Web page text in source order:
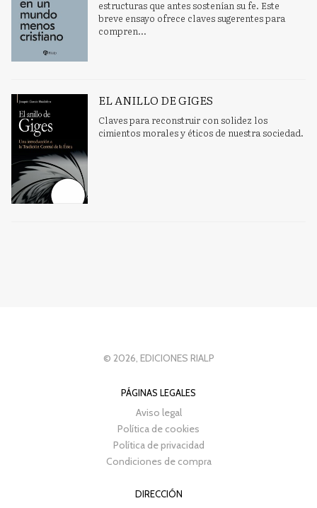
estructuras que antes sostenían su fe. Este
breve ensayo ofrece claves sugerentes para
compren...
EL ANILLO DE GIGES
Claves para reconstruir con solidez los
cimientos morales y éticos de nuestra sociedad.
© 2026, EDICIONES RIALP
PÁGINAS LEGALES
Aviso legal
Política de cookies
Política de privacidad
Condiciones de compra
DIRECCIÓN